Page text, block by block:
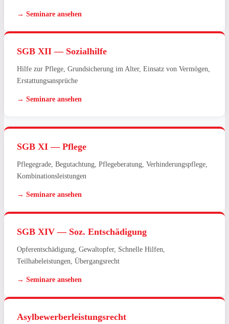
→ Seminare ansehen
SGB XII — Sozialhilfe
Hilfe zur Pflege, Grundsicherung im Alter, Einsatz von Vermögen,
Erstattungsansprüche
→ Seminare ansehen
SGB XI — Pflege
Pflegegrade, Begutachtung, Pflegeberatung, Verhinderungspflege,
Kombinationsleistungen
→ Seminare ansehen
SGB XIV — Soz. Entschädigung
Opferentschädigung, Gewaltopfer, Schnelle Hilfen,
Teilhabeleistungen, Übergangsrecht
→ Seminare ansehen
Asylbewerberleistungsrecht